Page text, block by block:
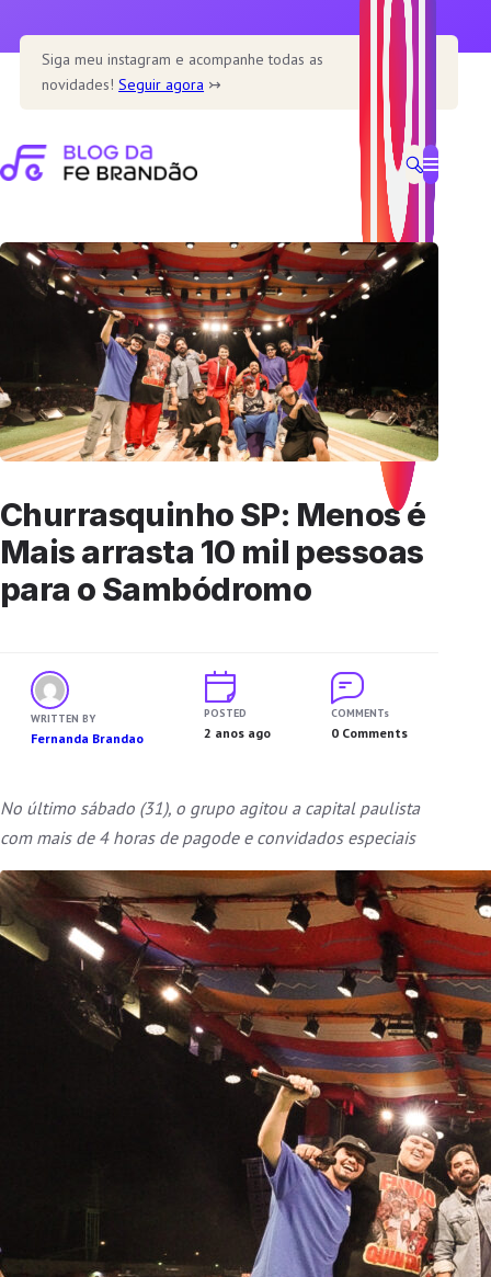
para
Siga meu instagram e acompanhe todas as
novidades!Seguir agora ↣
Churrasquinho SP: Menos é
Mais arrasta 10 mil pessoas
para o Sambódromo
WRITTEN BY
Fernanda Brandao
POSTED
2 anos ago
COMMENTs
0 Comments
No último sábado (31), o grupo agitou a capital paulista
com mais de 4 horas de pagode e convidados especiais